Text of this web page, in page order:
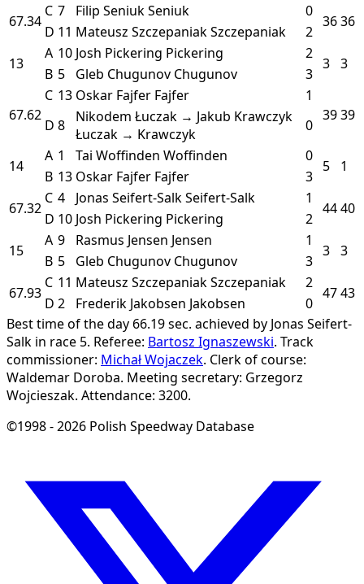
67.34
C 7 Filip SeniukSeniuk 0
3636
D 11 Mateusz SzczepaniakSzczepaniak
2
13
A 10 Josh Pickering Pickering 2
3 3
B 5 Gleb Chugunov Chugunov 3
67.62
C 13 Oskar Fajfer Fajfer
1
3939
D 8
Nikodem Łuczak → Jakub Krawczyk
Łuczak → Krawczyk
0
14
A 1 Tai Woffinden Woffinden 0
5 1
B 13 Oskar Fajfer Fajfer
3
67.32
C 4 Jonas Seifert-SalkSeifert-Salk 1
4440
D 10 Josh Pickering Pickering
2
15
A 9 Rasmus Jensen Jensen 1
3 3
B 5 Gleb Chugunov Chugunov
3
67.93
C 11 Mateusz SzczepaniakSzczepaniak 2
4743
D 2 Frederik Jakobsen Jakobsen
0
Best time of the day 66.19 sec. achieved by Jonas Seifert-
Salk in race 5. Referee: Bartosz Ignaszewski. Track
commissioner: Michał Wojaczek. Clerk of course:
Waldemar Doroba. Meeting secretary: Grzegorz
Wojcieszak. Attendance: 3200.
©1998 - 2026 Polish Speedway Database